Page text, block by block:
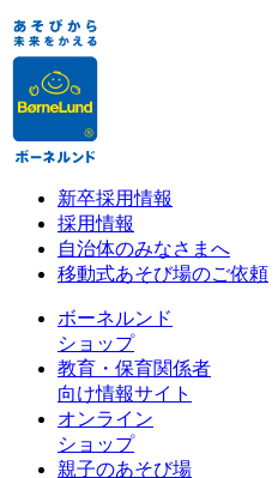
新卒採用情報
採用情報
自治体のみなさまへ
移動式あそび場のご依頼
ボーネルンド
ショップ
教育・保育関係者
向け情報サイト
オンライン
ショップ
親子のあそび場